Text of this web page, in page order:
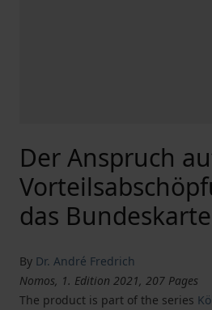
Der Anspruch
das
By Dr. André Fredrich
Nomos, 1. Edition 2021, 207 Pages
The product is part of the series